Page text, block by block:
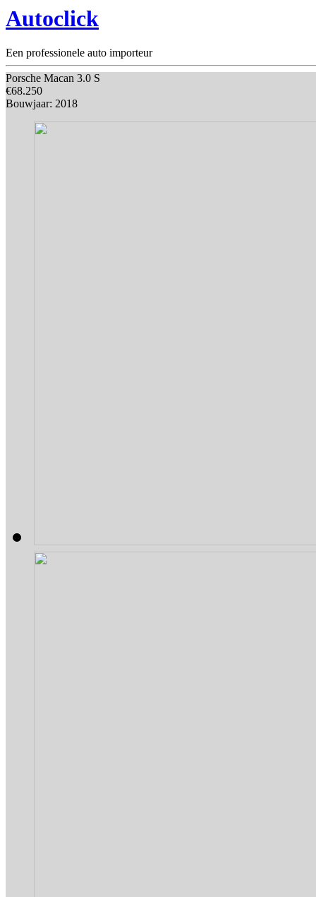
Autoclick
Een professionele auto importeur
Porsche Macan 3.0 S
€68.250
Bouwjaar: 2018